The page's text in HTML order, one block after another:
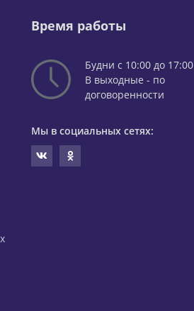
Время работы
Будни с 10:00 до 17:00
В выходные - по
договоренности
Мы в социальных сетях: